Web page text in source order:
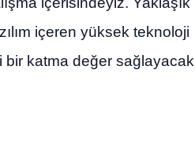
içeren yüksek teknoloji
bir katma değer sağlayacak